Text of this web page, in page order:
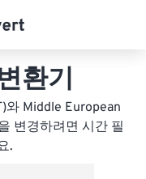
환기
와 Middle European
변경하려면 시간 필
.